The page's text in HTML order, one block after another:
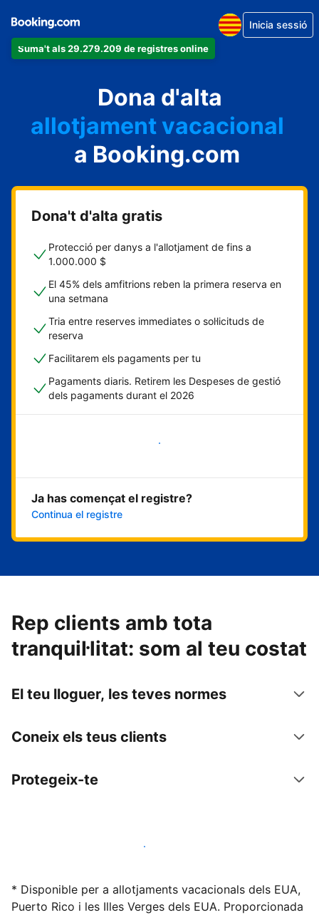
Suma't als 29.279.209 de registres online
Inicia sessió
Dona d'alta
un apartament
un hotel
allotjament vacacional
un hostal
una casa rural
a Booking.com
Dona't d'alta gratis
Protecció per danys a l'allotjament de fins a
1.000.000 $
El 45% dels amfitrions reben la primera reserva en
una setmana
Tria entre reserves immediates o sol·licituds de
reserva
Facilitarem els pagaments per tu
Pagaments diaris. Retirem les Despeses de gestió
dels pagaments durant el 2026
Comença ara
Ja has començat el registre?
Continua el registre
Rep clients amb tota
tranquil·litat: som al teu costat
El teu lloguer, les teves normes
Coneix els teus clients
Protegeix-te
Lloga l'allotjament amb nosaltres avui mateix
* Disponible per a allotjaments vacacionals dels EUA,
Puerto Rico i les Illes Verges dels EUA. Proporcionada